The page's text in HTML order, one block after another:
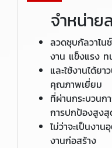
จำหน่าย
ลวดชุบกัลวาไ
งาน แข็งแรง
และใช้งานได้ย
คุณภาพเยี่ยม
ที่ผ่านกระบวนก
การปกป้องสูงสุ
ไม่ว่าจะเป็นงา
งานก่อสร้าง